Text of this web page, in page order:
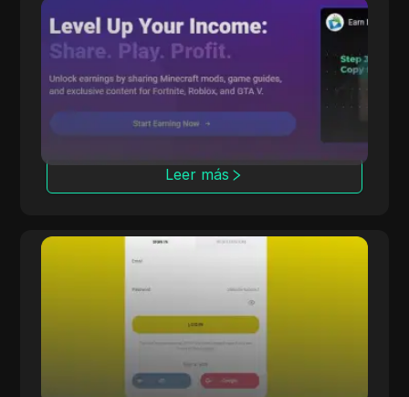
CPALead
CPALead se especializa en marketing de
plataforma de pujas en tiempo real y un
Leer más
Offerrum, activa desde 2010, ofrece 2000
ofertas, incluyendo 250 exclusivas para